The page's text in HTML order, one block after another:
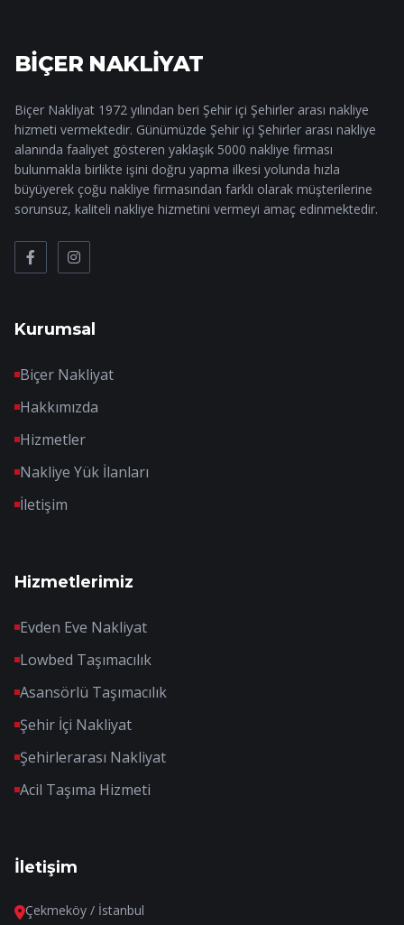
BİÇER NAKLİYAT
Biçer Nakliyat 1972 yılından beri Şehir içi Şehirler arası nakliye
hizmeti vermektedir. Günümüzde Şehir içi Şehirler arası nakliye
alanında faaliyet gösteren yaklaşık 5000 nakliye firması
bulunmakla birlikte işini doğru yapma ilkesi yolunda hızla
büyüyerek çoğu nakliye firmasından farklı olarak müşterilerine
sorunsuz, kaliteli nakliye hizmetini vermeyi amaç edinmektedir.
Kurumsal
Biçer Nakliyat
Hakkımızda
Hizmetler
Nakliye Yük İlanları
İletişim
Hizmetlerimiz
Evden Eve Nakliyat
Lowbed Taşımacılık
Asansörlü Taşımacılık
Şehir İçi Nakliyat
Şehirlerarası Nakliyat
Acil Taşıma Hizmeti
İletişim
Çekmeköy / İstanbul